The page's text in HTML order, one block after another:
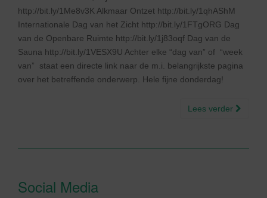
http://bit.ly/1Me8v3K Alkmaar Ontzet http://bit.ly/1qhAShM
Internationale Dag van het Zicht http://bit.ly/1FTgORG Dag
van de Openbare Ruimte http://bit.ly/1j83oqf Dag van de
Sauna http://bit.ly/1VESX9U Achter elke “dag van” of “week
van” staat een directe link naar de m.i. belangrijkste pagina
over het betreffende onderwerp. Hele fijne donderdag!
Lees verder
Social Media